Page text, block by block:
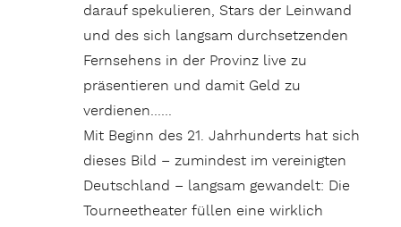
darauf spekulieren, Stars der Leinwand
und des sich langsam durchsetzenden
Fernsehens in der Provinz live zu
präsentieren und damit Geld zu
verdienen……
Mit Beginn des 21. Jahrhunderts hat sich
dieses Bild – zumindest im vereinigten
Deutschland – langsam gewandelt: Die
Tourneetheater füllen eine wirklich